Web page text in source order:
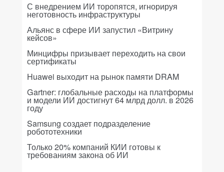
С внедрением ИИ торопятся, игнорируя
неготовность инфраструктуры
Альянс в сфере ИИ запустил «Витрину
кейсов»
Минцифры призывает переходить на свои
сертификаты
Huawei выходит на рынок памяти DRAM
Gartner: глобальные расходы на платформы
и модели ИИ достигнут 64 млрд долл. в 2026
году
Samsung создает подразделение
робототехники
Только 20% компаний КИИ готовы к
требованиям закона об ИИ